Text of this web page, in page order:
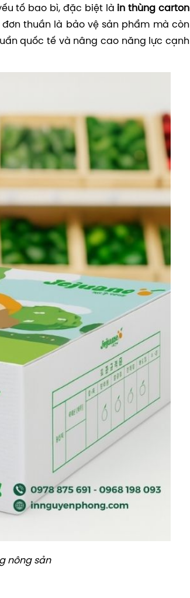
tố bao bì, đặc biệt là in thùng carton
thuần là bảo vệ sản phẩm mà còn
quốc tế và nâng cao năng lực cạnh
nông sản